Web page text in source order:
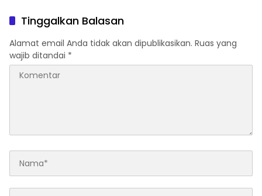
Tinggalkan Balasan
Alamat email Anda tidak akan dipublikasikan. Ruas yang
wajib ditandai *